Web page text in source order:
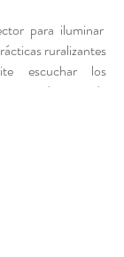
para iluminar
ruralizantes
escuchar los
una decena de